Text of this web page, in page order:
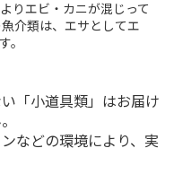
りエビ・カニが混じって
介類は、エサとしてエ
。
「小道具類」はお届け
などの環境により、実